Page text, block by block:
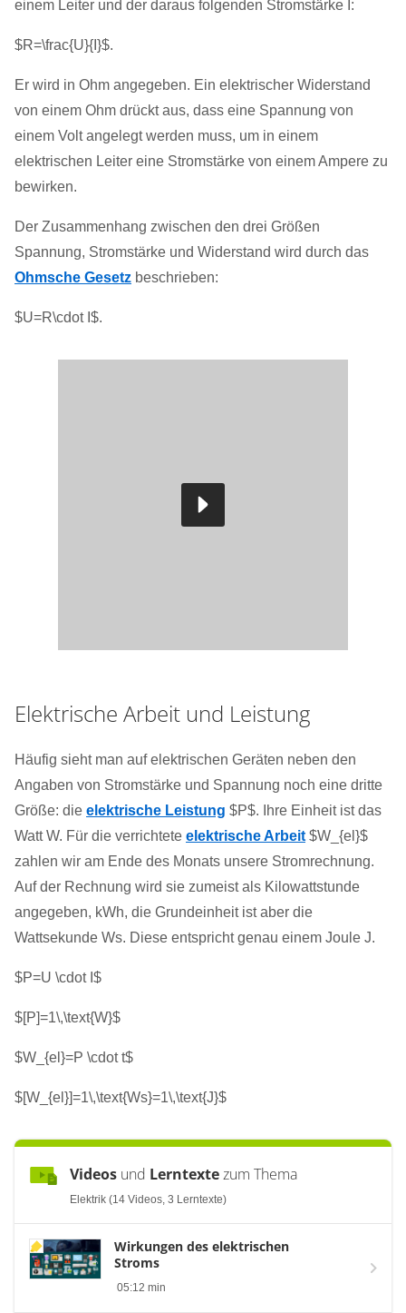
einem Leiter und der daraus folgenden Stromstärke I:
$R=\frac{U}{I}$.
Er wird in Ohm angegeben. Ein elektrischer Widerstand
von einem Ohm drückt aus, dass eine Spannung von
einem Volt angelegt werden muss, um in einem
elektrischen Leiter eine Stromstärke von einem Ampere zu
bewirken.
Der Zusammenhang zwischen den drei Größen
Spannung, Stromstärke und Widerstand wird durch das
Ohmsche Gesetz beschrieben:
$U=R\cdot I$.
Elektrische Arbeit und Leistung
Häufig sieht man auf elektrischen Geräten neben den
Angaben von Stromstärke und Spannung noch eine dritte
Größe: die elektrische Leistung $P$. Ihre Einheit ist das
Watt W. Für die verrichtete elektrische Arbeit $W_{el}$
zahlen wir am Ende des Monats unsere Stromrechnung.
Auf der Rechnung wird sie zumeist als Kilowattstunde
angegeben, kWh, die Grundeinheit ist aber die
Wattsekunde Ws. Diese entspricht genau einem Joule J.
$P=U \cdot I$
$[P]=1\,\text{W}$
$W_{el}=P \cdot t$
$[W_{el}]=1\,\text{Ws}=1\,\text{J}$
Videos und Lerntextezum Thema
Elektrik (14 Videos, 3 Lerntexte)
Wirkungen des elektrischen
Stroms
05:12 min